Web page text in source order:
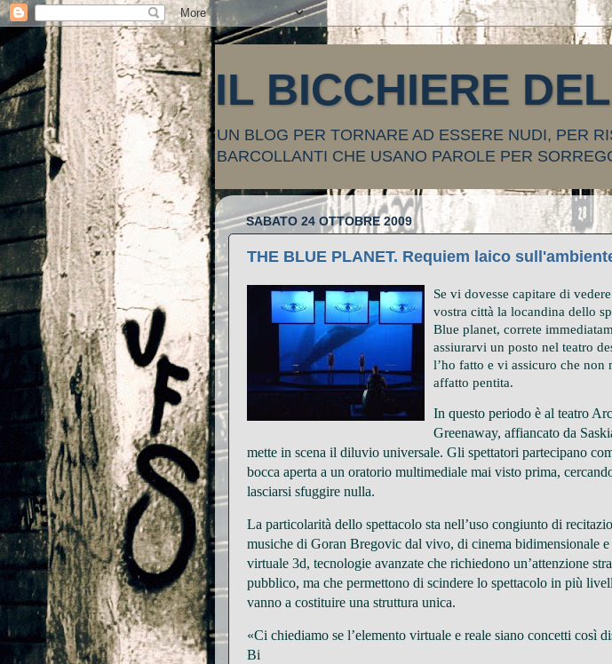
IL BICCHIERE
UN BLOG PER TORNARE AD ESSERE NUDI, PER
BARCOLLANTI CHE USANO PAROLE PER
SABATO 24 OTTOBRE 2009
THE BLUE PLANET. Requiem laico
Se vi dovesse capitare di
vostra città la locandina dello
Blue planet, correte
assiurarvi un posto nel teatro
l’ho fatto e vi assicuro che non
affatto pentita.
In questo periodo è al teatro
Greenaway, affiancato da
mette in scena il diluvio universale. Gli spettatori partecipano
bocca aperta a un oratorio multimediale mai visto prima,
lasciarsi sfuggire nulla.
La particolarità dello spettacolo sta nell’uso congiunto di
musiche di Goran Bregovic dal vivo, di cinema bidimensionale e
virtuale 3d, tecnologie avanzate che richiedono un’attenzione
pubblico, ma che permettono di scindere lo spettacolo in più
vanno a costituire una struttura unica.
«Ci chiediamo se l’elemento virtuale e reale siano concetti così
Bi